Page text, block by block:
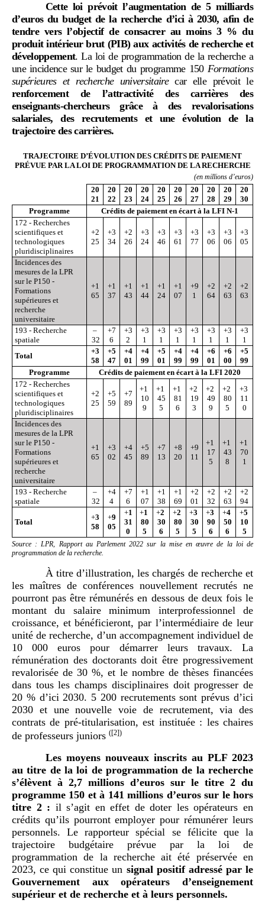
Cette loi prévoit l’augmentation de 5 milliards
d’euros du budget de la recherche d’ici à 2030, afin de
tendre vers l’objectif de consacrer au moins 3 % du
produit intérieur brut (PIB) aux activités de recherche et
développement. La loi de programmation de la recherche a
une incidence sur le budget du programme 150 Formations
supérieures et recherche universitairecar elle prévoit le
renforcement de l’attractivité des carrières des
enseignants-chercheurs grâce à des revalorisations
salariales, des recrutements et une évolution de la
trajectoire des carrières.
TRAJECTOIRE D’ÉVOLUTION DES CRÉDITS DE PAIEMENT
PRÉVUE PAR LA LOI DE PROGRAMMATION DE LA RECHERCHE
(en millions d’euros)
20
21
20
22
20
23
20
24
20
25
20
26
20
27
20
28
20
29
20
30
Programme
Crédits de paiement en écart à la LFI N-1
172 - Recherches
scientifiques et
technologiques
pluridisciplinaires
+2
25
+3
34
+2
26
+3
24
+3
46
+3
61
+3
77
+3
06
+3
06
+3
05
Incidences des
mesures de la LPR
sur le P150 -
Formations
supérieures et
recherche
universitaire
+1
65
+1
37
+1
43
+1
44
+1
24
+1
07
+9
1
+2
64
+2
63
+2
63
193 - Recherche
spatiale
–
32
+7
6
+3
2
+3
1
+3
1
+3
1
+3
1
+3
1
+3
1
+3
1
Total
+3
58
+5
47
+4
01
+4
99
+5
01
+4
99
+4
99
+6
01
+6
00
+5
99
Programme
Crédits de paiement en écart à la LFI 2020
172 - Recherches
scientifiques et
technologiques
pluridisciplinaires
+2
25
+5
59
+7
89
+1
10
9
+1
45
5
+1
81
6
+2
19
3
+2
49
9
+2
80
5
+3
11
0
Incidences des
mesures de la LPR
sur le P150 -
Formations
supérieures et
recherche
universitaire
+1
65
+3
02
+4
45
+5
89
+7
13
+8
20
+9
11
+1
17
5
+1
43
8
+1
70
1
193 - Recherche
spatiale
–
32
+4
4
+7
6
+1
07
+1
38
+1
69
+2
01
+2
32
+2
63
+2
94
Total
+3
58
+9
05
+1
31
0
+1
80
5
+2
30
6
+2
80
5
+3
30
5
+3
90
6
+4
50
6
+5
10
5
Source : LPR, Rapport au Parlement 2022 sur la mise en œuvre de la loi de
programmation de la recherche.
À titre d’illustration, les chargés de recherche et
les maîtres de conférences nouvellement recrutés ne
pourront pas être rémunérés en dessous de deux fois le
montant du salaire minimum interprofessionnel de
croissance, et bénéficieront, par l’intermédiaire de leur
unité de recherche, d’un accompagnement individuel de
10 000 euros pour démarrer leurs travaux. La
rémunération des doctorants doit être progressivement
revalorisée de 30 %, et le nombre de thèses financées
dans tous les champs disciplinaires doit progresser de
20 % d’ici 2030. 5 200 recrutements sont prévus d’ici
2030 et une nouvelle voie de recrutement, via des
contrats de pré-titularisation, est instituée : les chaires
de professeurs juniors ([2])
Les moyens nouveaux inscrits au PLF 2023
au titre de la loi de programmation de la recherche
s’élèvent à 2,7 millions d’euros sur le titre 2 du
programme 150 et à 141 millions d’euros sur le hors
titre 2 : il s’agit en effet de doter les opérateurs en
crédits qu’ils pourront employer pour rémunérer leurs
personnels. Le rapporteur spécial se félicite que la
trajectoire budgétaire prévue par la loi de
programmation de la recherche ait été préservée en
2023, ce qui constitue un signal positif adressé par le
Gouvernement aux opérateurs d’enseignement
supérieur et de recherche et à leurs personnels.